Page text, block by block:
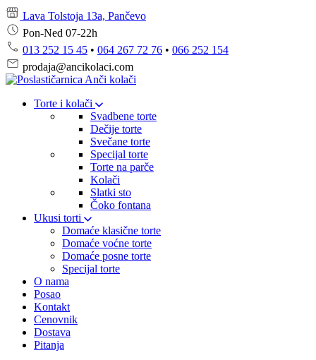
Lava Tolstoja 13a, Pančevo
Pon-Ned 07-22h
013 252 15 45 • 064 267 72 76 • 066 252 154
prodaja@ancikolaci.com
Torte i kolači
Svadbene torte
Dečije torte
Svečane torte
Specijal torte
Torte na parče
Kolači
Slatki sto
Čoko fontana
Ukusi torti
Domaće klasične torte
Domaće voćne torte
Domaće posne torte
Specijal torte
O nama
Posao
Kontakt
Cenovnik
Dostava
Pitanja